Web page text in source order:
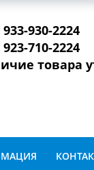
930-2224
710-2224
товара